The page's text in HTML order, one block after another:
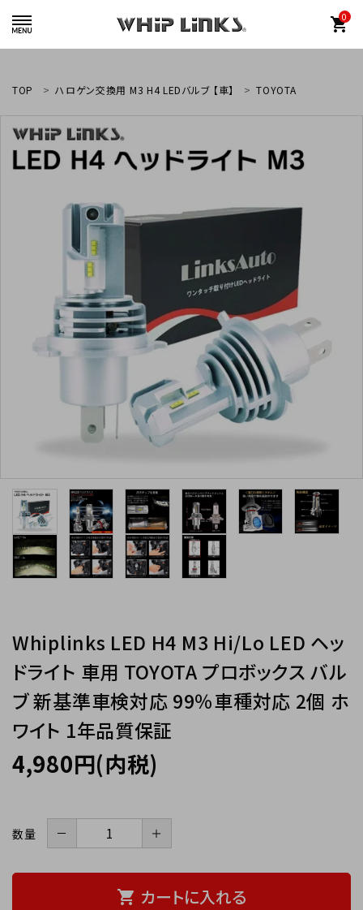
0
shopping_cart
whiplinks@heriantasu.com
search
カテゴリーから探す
TOP ハロゲン交換用 M3 H4 LEDバルブ 【車】 TOYOTA
Whiplinks LED H4 M3 Hi/Lo LED ヘッ
ドライト 車用 TOYOTA プロボックス バル
ブ 新基準車検対応 99％車種対応 2個 ホ
ワイト 1年品質保証
4,980円(内税)
数量 － ＋
shopping_cart カートに入れる